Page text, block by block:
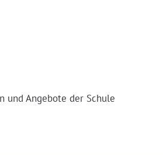
und Angebote der Schule